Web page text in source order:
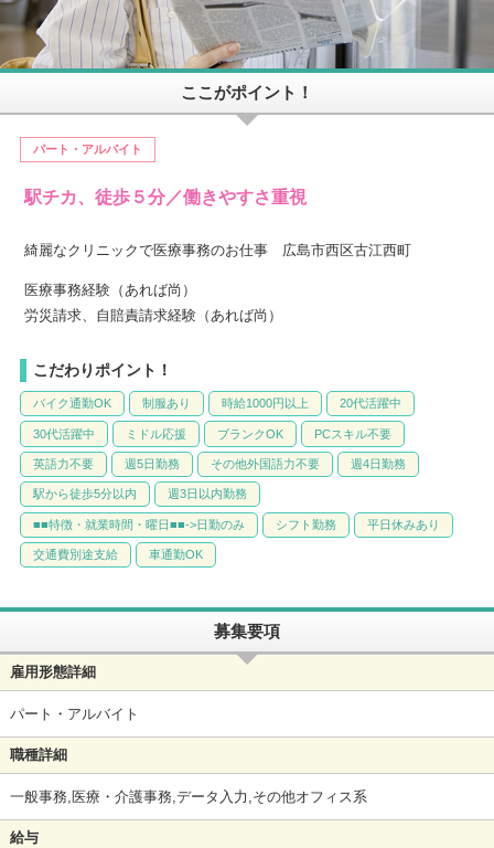
ここがポイント！
パート・アルバイト
駅チカ、徒歩５分／働きやすさ重視
綺麗なクリニックで医療事務のお仕事 広島市西区古江西町
医療事務経験（あれば尚）
労災請求、自賠責請求経験（あれば尚）
こだわりポイント！
バイク通勤OK 制服あり 時給1000円以上 20代活躍中
30代活躍中 ミドル応援 ブランクOK PCスキル不要
英語力不要 週5日勤務 その他外国語力不要 週4日勤務
駅から徒歩5分以内 週3日以内勤務
■■特徴・就業時間・曜日■■->日勤のみ シフト勤務 平日休みあり
交通費別途支給 車通勤OK
募集要項
雇用形態詳細
パート・アルバイト
職種詳細
一般事務,医療・介護事務,データ入力,その他オフィス系
給与